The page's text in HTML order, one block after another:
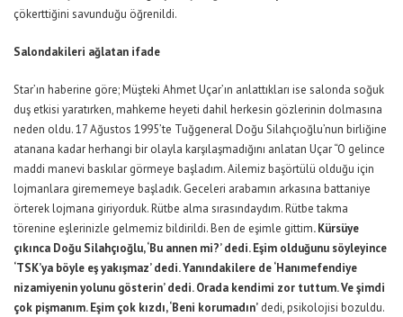
çökerttiğini savunduğu öğrenildi.
Salondakileri ağlatan ifade
Star’ın haberine göre; Müşteki Ahmet Uçar’ın anlattıkları ise salonda soğuk
duş etkisi yaratırken, mahkeme heyeti dahil herkesin gözlerinin dolmasına
neden oldu. 17 Ağustos 1995’te Tuğgeneral Doğu Silahçıoğlu’nun birliğine
atanana kadar herhangi bir olayla karşılaşmadığını anlatan Uçar “O gelince
maddi manevi baskılar görmeye başladım. Ailemiz başörtülü olduğu için
lojmanlara girememeye başladık. Geceleri arabamın arkasına battaniye
örterek lojmana giriyorduk. Rütbe alma sırasındaydım. Rütbe takma
törenine eşlerinizle gelmemiz bildirildi. Ben de eşimle gittim. Kürsüye
çıkınca Doğu Silahçıoğlu, ‘Bu annen mi?’ dedi. Eşim olduğunu söyleyince
‘TSK’ya böyle eş yakışmaz’ dedi. Yanındakilere de ‘Hanımefendiye
nizamiyenin yolunu gösterin’ dedi. Orada kendimi zor tuttum. Ve şimdi
çok pişmanım. Eşim çok kızdı, ‘Beni korumadın’ dedi, psikolojisi bozuldu.